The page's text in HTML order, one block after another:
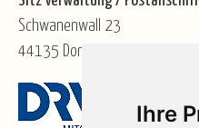
Ihre
Schwanenwall 23
44135 Dortmund